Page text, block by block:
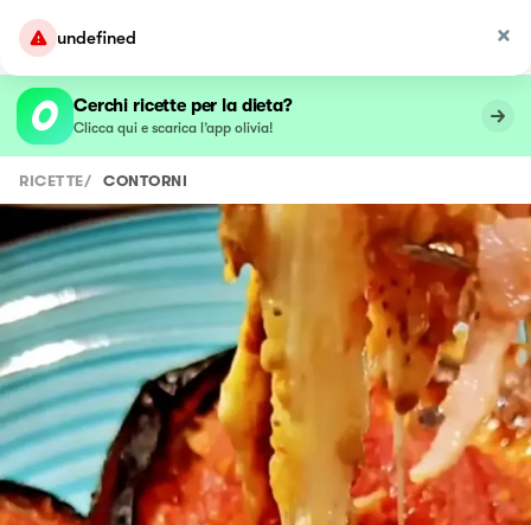
undefined
Cerchi ricette per la dieta?
Clicca qui e scarica l’app olivia!
RICETTE/ CONTORNI